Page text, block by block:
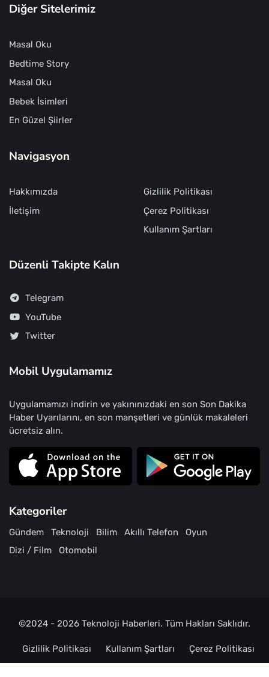
Diğer Sitelerimiz
Masal Oku
Bedtime Story
Masal Oku
Bebek İsimleri
En Güzel Şiirler
Navigasyon
Hakkımızda
İletişim
Gizlilik Politikası
Çerez Politikası
Kullanım Şartları
Düzenli Takipte Kalın
Telegram
YouTube
Twitter
Mobil Uygulamamız
Uygulamamızı indirin ve yakınınızdaki en son Son Dakika
Haber Uyarılarını, en son manşetleri ve günlük makaleleri
ücretsiz alın.
Kategoriler
Gündem Teknoloji Bilim Akıllı Telefon
Oyun
Dizi / Film
Otomobil
©2024 - 2026 Teknoloji Haberleri. Tüm Hakları Saklıdır.
Gizlilik Politikası Kullanım Şartları Çerez Politikası